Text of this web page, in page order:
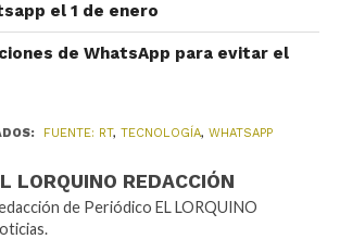
el 1 de enero
de WhatsApp para evitar el
FUENTE: RT, TECNOLOGÍA, WHATSAPP
LORQUINO REDACCIÓN
de Periódico EL LORQUINO